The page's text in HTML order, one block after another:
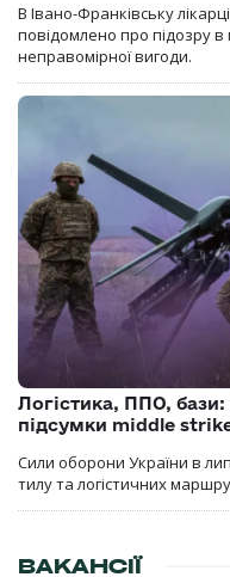
В Івано-Франківську
повідомлено про підозру
неправомірної вигоди.
Логістика, ППО,
підсумки middle
Сили оборони України в
тилу та логістичних
ВАКАНСІЇ